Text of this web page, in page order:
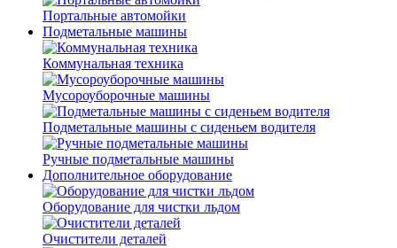
Портальные автомойки
Подметальные машины
Коммунальная техника
Мусороуборочные машины
Подметальные машины с сиденьем водителя
Ручные подметальные машины
Дополнительное оборудование
Оборудование для чистки льдом
Очистители деталей